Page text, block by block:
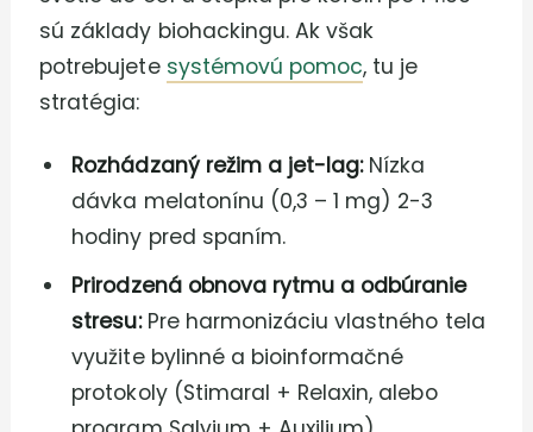
sú základy biohackingu. Ak však
potrebujete systémovú pomoc, tu je
stratégia:
Rozhádzaný režim a jet-lag:Nízka
dávka melatonínu (0,3 – 1 mg) 2-3
hodiny pred spaním.
Prirodzená obnova rytmu a odbúranie
stresu:Pre harmonizáciu vlastného tela
využite bylinné a bioinformačné
protokoly (Stimaral + Relaxin, alebo